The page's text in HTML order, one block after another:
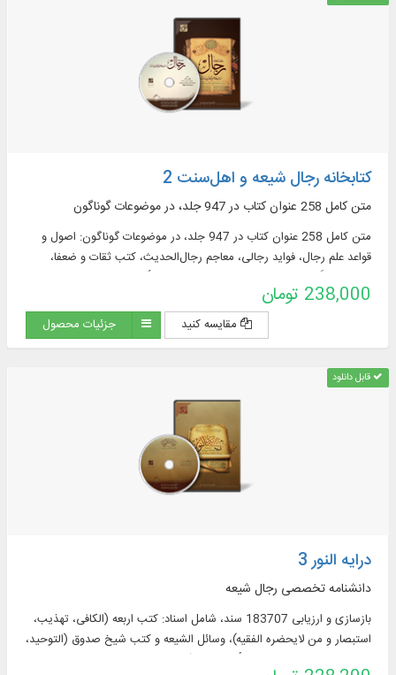
کتابخانه رجال شیعه و اهل‌‌سنت 2
متن کامل 258 عنوان کتاب در 947 جلد، در موضوعات گوناگون
متن کامل 258 عنوان کتاب در 947 جلد، در موضوعات گوناگون: اصول و
قواعد علم رجال، فواید رجالی، معاجم رجال‌الحدیث، کتب ثقات و ضعفا،
طبقات محدثان
238,000 تومان
مقایسه کنید جزئیات محصول
قابل دانلود
درایه النور 3
دانشنامه تخصصی رجال شیعه
بازسازی و ارزیابی 183707 سند، شامل اسناد: کتب اربعه (الکافی، تهذیب،
استبصار و من لایحضره الفقیه)، وسائل الشیعه و کتب شیخ صدوق (التوحید،